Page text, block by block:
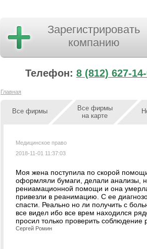
Зарегистрировать
компанию
Телефон: 8 (812) 627-
Главная
Все фирмы
Все фирмы
на карте
Медицинское право
2018-11-01 11:37:03
Моя жена поступила по скорой
оформляли бумаги, делали анализы,
рениамационной помощи и она
привезли в реанимацию. С ее
спасти. Реально но ли получить с
все видел ибо все врем находился
просил только проверить
Сергей Ромин